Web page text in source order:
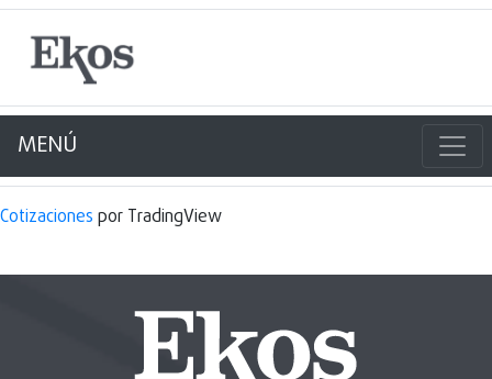
MENÚ
Cotizaciones por TradingView